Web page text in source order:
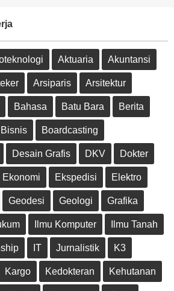
Aktuaria Akuntansi
Arsiparis Arsitektur
Bahasa Batu Bara Berita
Bisnis Boardcasting
Desain Grafis DKV Dokter
Ekonomi Ekspedisi Elektro
Geodesi Geologi Grafika
Ilmu Komputer Ilmu Tanah
IT Jurnalistik K3
Kargo Kedokteran Kehutanan